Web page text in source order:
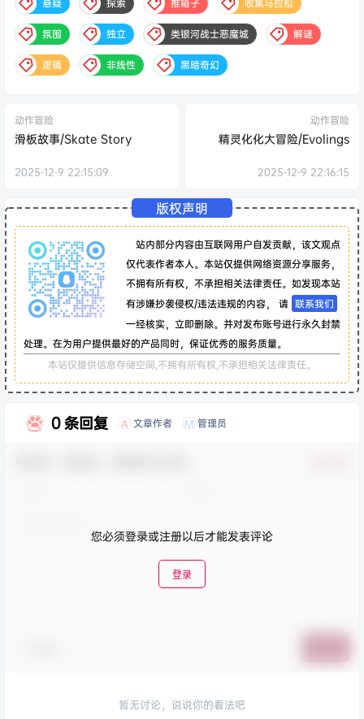
悬疑 探索 推箱子 收集马拉松
氛围 独立 类银河战士恶魔城 解谜
逻辑 非线性 黑暗奇幻
动作冒险
滑板故事/Skate Story
2025-12-9 22:15:09
动作冒险
精灵化化大冒险/Evolings
2025-12-9 22:16:15
版权声明
站内部分内容由互联网用户自发贡献，该文观点
仅代表作者本人。本站仅提供网络资源分享服务，
不拥有所有权，不承担相关法律责任。如发现本站
有涉嫌抄袭侵权/违法违规的内容， 请 联系我们
一经核实，立即删除。并对发布账号进行永久封禁
处理。在为用户提供最好的产品同时，保证优秀的服务质量。
本站仅提供信息存储空间,不拥有所有权,不承担相关法律责任。
0 条回复 A 文章作者 M 管理员
您必须登录或注册以后才能发表评论
登录
暂无讨论，说说你的看法吧